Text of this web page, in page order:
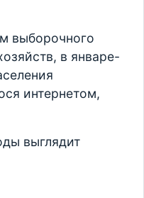
выборочного
в январе-
интернетом,
выглядит